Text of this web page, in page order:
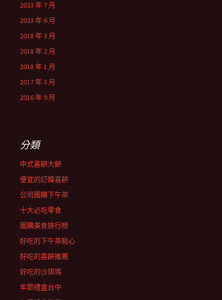
2023 年 7 月
2023 年 6 月
2018 年 3 月
2018 年 2 月
2018 年 1 月
2017 年 3 月
2016 年 9 月
分類
中式喜餅大餅
便宜的訂婚喜餅
公司團購下午茶
十大必吃零食
團購美食排行榜
好吃的下午茶點心
好吃的喜餅推薦
好吃的沙琪瑪
年節禮盒台中